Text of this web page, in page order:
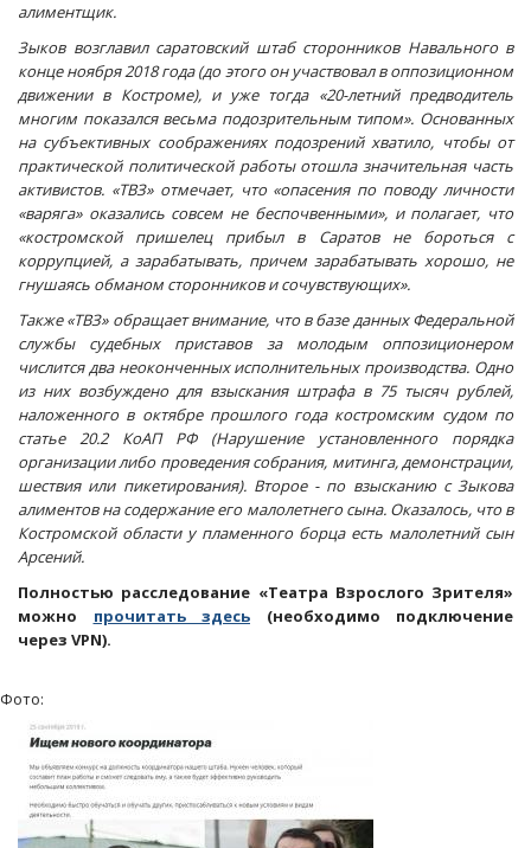
алиментщик.
Зыков возглавил саратовский штаб сторонников Навального в
конце ноября 2018 года (до этого он участвовал в оппозиционном
движении в Костроме), и уже тогда «20-летний предводитель
многим показался весьма подозрительным типом». Основанных
на субъективных соображениях подозрений хватило, чтобы от
практической политической работы отошла значительная часть
активистов. «ТВЗ» отмечает, что «опасения по поводу личности
«варяга» оказались совсем не беспочвенными», и полагает, что
«костромской пришелец прибыл в Саратов не бороться с
коррупцией, а зарабатывать, причем зарабатывать хорошо, не
гнушаясь обманом сторонников и сочувствующих».
Также «ТВЗ» обращает внимание, что в базе данных Федеральной
службы судебных приставов за молодым оппозиционером
числится два неоконченных исполнительных производства. Одно
из них возбуждено для взыскания штрафа в 75 тысяч рублей,
наложенного в октябре прошлого года костромским судом по
статье 20.2 КоАП РФ (Нарушение установленного порядка
организации либо проведения собрания, митинга, демонстрации,
шествия или пикетирования). Второе - по взысканию с Зыкова
алиментов на содержание его малолетнего сына. Оказалось, что в
Костромской области у пламенного борца есть малолетний сын
Арсений.
Полностью расследование «Театра Взрослого Зрителя»
можно прочитать здесь (необходимо подключение
через VPN).
Фото: